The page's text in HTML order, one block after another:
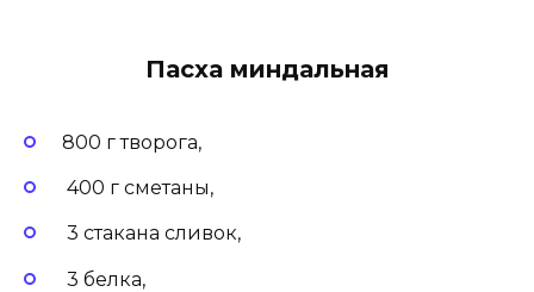
Пасха миндальная
800 г творога,
400 г сметаны,
3 стакана сливок,
3 белка,